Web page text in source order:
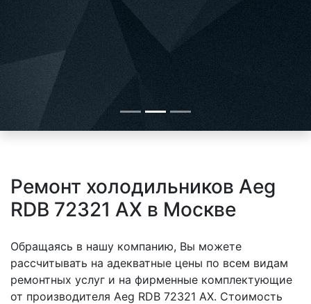
Ремонт холодильников Aeg
RDB 72321 AX в Москве
Обращаясь в нашу компанию, Вы можете
рассчитывать на адекватные цены по всем видам
ремонтных услуг и на фирменные комплектующие
от производителя Aeg RDB 72321 AX. Стоимость